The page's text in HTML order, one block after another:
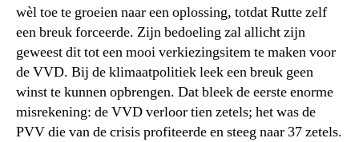
wèl toe te groeien naar een oplossing, totdat Rutte zelf
een breuk forceerde. Zijn bedoeling zal allicht zijn
geweest dit tot een mooi verkiezingsitem te maken voor
de VVD. Bij de klimaatpolitiek leek een breuk geen
winst te kunnen opbrengen. Dat bleek de eerste enorme
misrekening: de VVD verloor tien zetels; het was de
PVV die van de crisis profiteerde en steeg naar 37 zetels.